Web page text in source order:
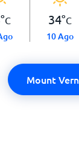
°C 34°C
10 Ago
Mount